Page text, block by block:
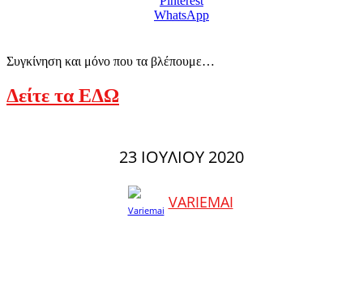
WhatsApp
Συγκίνηση και μόνο που τα βλέπουμε…
Δείτε τα ΕΔΩ
23 ΙΟΥΛΊΟΥ 2020
VARIEMAI